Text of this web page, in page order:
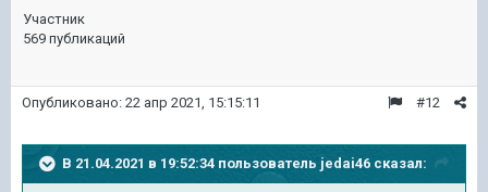
Участник
569 публикаций
#12
Опубликовано: 22 апр 2021, 15:15:11
В 21.04.2021 в 19:52:34 пользователь jedai46 сказал: